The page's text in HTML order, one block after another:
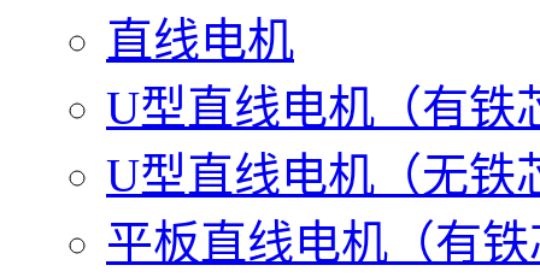
直线电机
U型直线电机（有铁
U型直线电机（无铁
平板直线电机（有